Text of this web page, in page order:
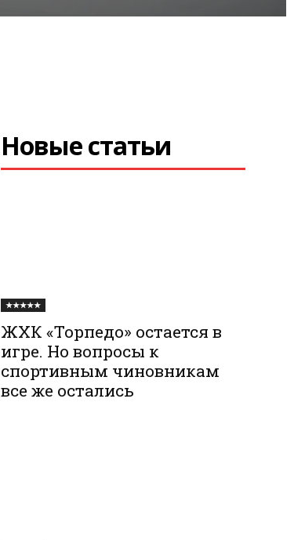
Новые статьи
★★★★★
ЖХК «Торпедо» остается в
игре. Но вопросы к
спортивным чиновникам
все же остались